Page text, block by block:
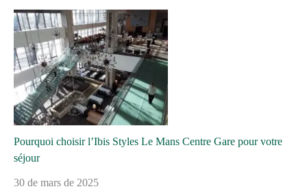
Pourquoi choisir l’Ibis Styles Le Mans Centre Gare pour votre
séjour
30 de mars de 2025